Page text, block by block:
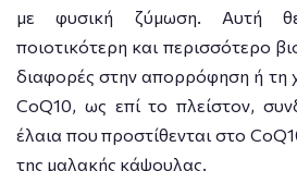
με φυσική ζύμωση. Αυτή
ποιοτικότερη και περισσότερο
διαφορές στην απορρόφηση ή τη
CoQ10, ως επί το πλείστον,
έλαια που προστίθενται στο
της μαλακής κάψουλας.